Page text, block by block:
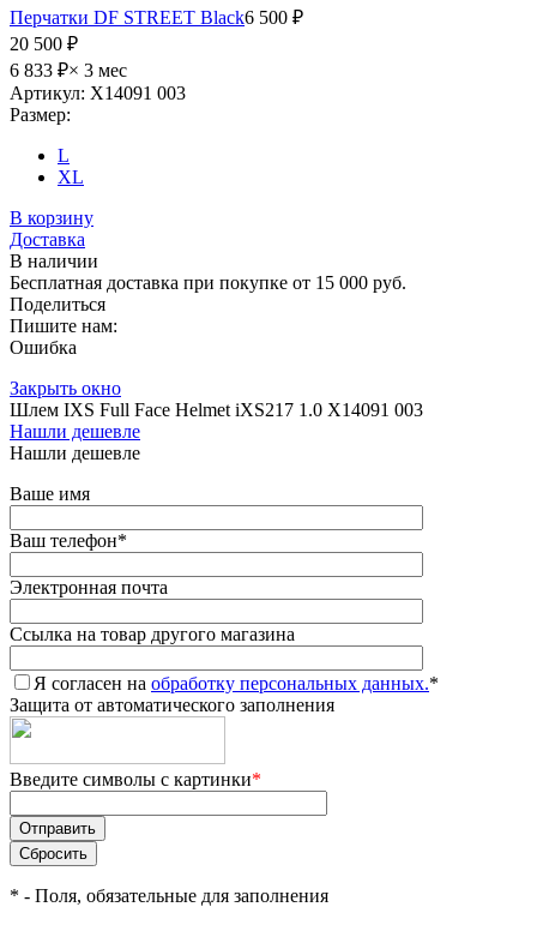
Перчатки DF STREET Black6 500 ₽
20 500 ₽
6 833 ₽× 3 мес
Артикул: X14091 003
Размер:
L
XL
В корзину
Доставка
В наличии
Бесплатная доставка при покупке от 15 000 руб.
Поделиться
Пишите нам:
Ошибка
Закрыть окно
Шлем IXS Full Face Helmet iXS217 1.0 X14091 003
Нашли дешевле
Нашли дешевле
Ваше имя
Ваш телефон*
Электронная почта
Ссылка на товар другого магазина
Я согласен на обработку персональных данных.*
Защита от автоматического заполнения
Введите символы с картинки*
* - Поля, обязательные для заполнения